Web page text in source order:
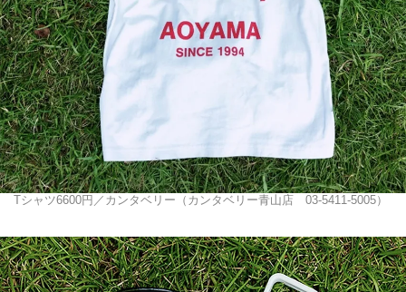
Tシャツ6600円／カンタベリー（カンタベリー⻘山店 03-5411-5005）